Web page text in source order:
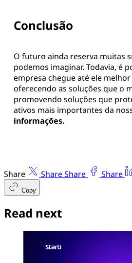
Conclusão
O futuro ainda reserva muitas
podemos imaginar. Todavia, é
empresa chegue até ele
oferecendo as soluções que o
promovendo soluções que
ativos mais importantes da
informações.
Share ShareShare Share
Copy
Read next